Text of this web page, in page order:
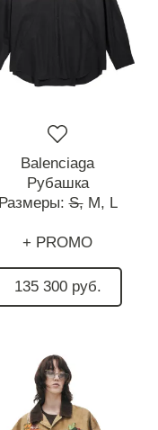
Balenciaga
Рубашка
Размеры:S, M, L
+ PROMO
135 300 руб.